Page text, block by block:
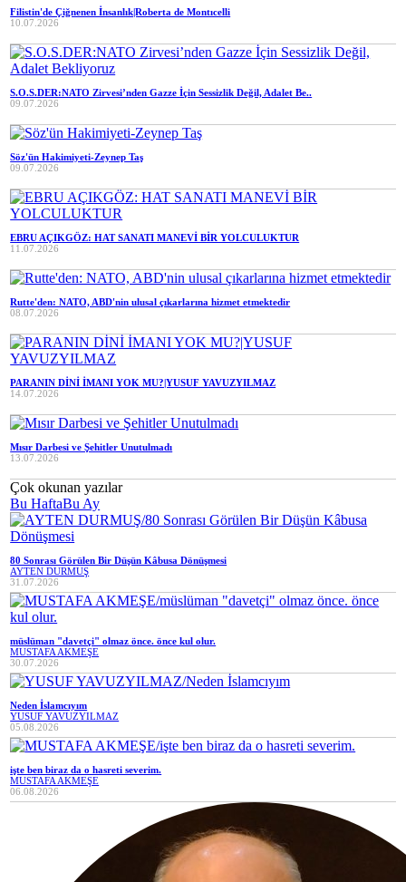
Filistin'de Çiğnenen İnsanlık|Roberta de Montıcelli
10.07.2026
S.O.S.DER:NATO Zirvesi’nden Gazze İçin Sessizlik Değil, Adalet Be..
09.07.2026
Söz'ün Hakimiyeti-Zeynep Taş
09.07.2026
EBRU AÇIKGÖZ: HAT SANATI MANEVİ BİR YOLCULUKTUR
11.07.2026
Rutte'den: NATO, ABD'nin ulusal çıkarlarına hizmet etmektedir
08.07.2026
PARANIN DİNİ İMANI YOK MU?|YUSUF YAVUZYILMAZ
14.07.2026
Mısır Darbesi ve Şehitler Unutulmadı
13.07.2026
Çok okunan yazılar
Bu HaftaBu Ay
80 Sonrası Görülen Bir Düşün Kâbusa Dönüşmesi
AYTEN DURMUŞ
31.07.2026
müslüman "davetçi" olmaz önce. önce kul olur.
MUSTAFA AKMEŞE
30.07.2026
Neden İslamcıyım
YUSUF YAVUZYILMAZ
05.08.2026
işte ben biraz da o hasreti severim.
MUSTAFA AKMEŞE
06.08.2026